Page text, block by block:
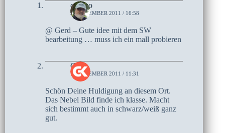
czoczo
9. NOVEMBER 2011 / 16:58
@ Gerd – Gute idee mit dem SW
bearbeitung … muss ich ein mall probieren
Gerd
7. NOVEMBER 2011 / 11:31
Schön Deine Huldigung an diesem Ort.
Das Nebel Bild finde ich klasse. Macht
sich bestimmt auch in schwarz/weiß ganz
gut.